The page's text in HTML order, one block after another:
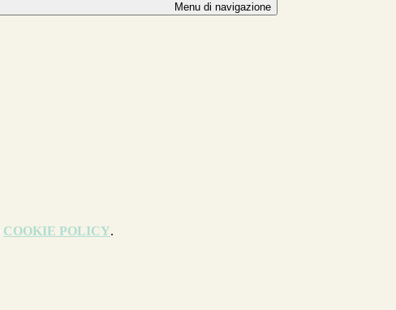
Menu di navigazione
COOKIE POLICY.